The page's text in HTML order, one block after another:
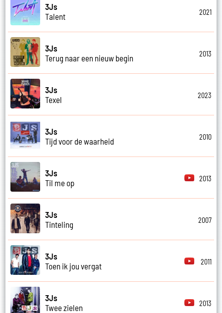
3Js
Talent
2021
3Js
Terug naar een nieuw begin
2013
3Js
Texel
2023
3Js
Tijd voor de waarheid
2010
3Js
Til me op
2013
3Js
Tinteling
2007
3Js
Toen ik jou vergat
2011
3Js
Twee zielen
2013